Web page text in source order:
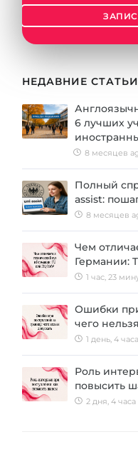
Города
Специальности
Примеры вакансий
КАРЬЕРНОЕ
Тест Голланда
Тест Карта
Успехна
100%
Наши
КОНСУЛЬТАЦИЯ!
ПОСТУПАЕМ НА...
Инженерия
Физика
Менеджмент
Другая
ПОСТУПАЕМ ИЗ...
Россия
Украина
Казахстан
Армения
Беларусь
Другая страна
ЗАПИСАТЬСЯ НА
НЕДАВНИЕ СТАТЬИ
6 лучших
8 месяцев
Полный
assist:
8 месяцев
Чем
Германии:
1 час, 23
Ошибки
чего
1 день, 4
Роль
повысить
2 дня, 4